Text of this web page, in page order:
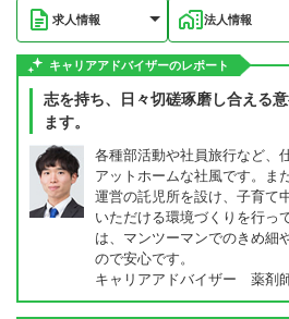
求人情報 法人情報
キャリアアドバイザーのレポート
志を持ち、日々切磋琢磨し合える
ます。
各種部活動や社員旅行など、
アットホームな社風です。ま
運営の託児所を設け、子育て
いただける環境づくりを行っ
は、マンツーマンでのきめ細
ので安心です。
キャリアアドバイザー 薬剤